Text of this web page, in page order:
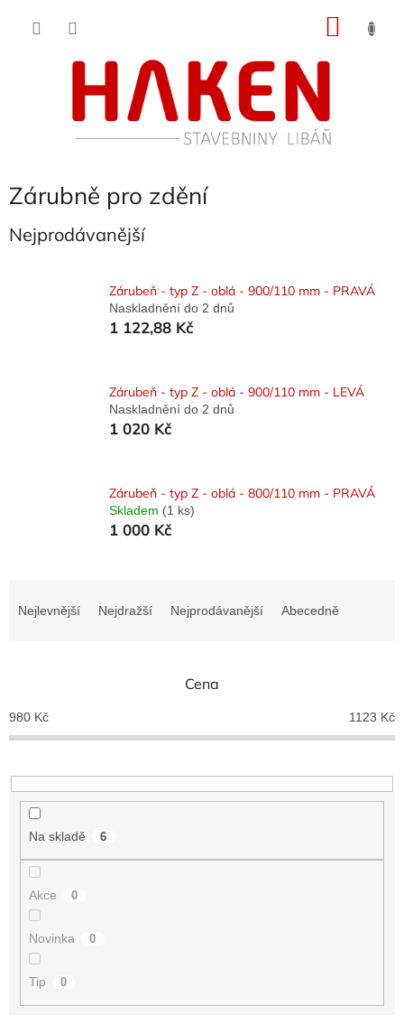
Zárubně pro zdění
Nejprodávanější
Zárubeň - typ Z - oblá - 900/110 mm - PRAVÁ
Naskladnění do 2 dnů
1 122,88 Kč
Zárubeň - typ Z - oblá - 900/110 mm - LEVÁ
Naskladnění do 2 dnů
1 020 Kč
Zárubeň - typ Z - oblá - 800/110 mm - PRAVÁ
Skladem (1 ks)
1 000 Kč
p
r
o
u
Nejlevnější Nejdražší Nejprodávanější Abecedně
Cena
980 Kč 1123 Kč
Na skladě 6
Akce 0
Novinka 0
Tip 0